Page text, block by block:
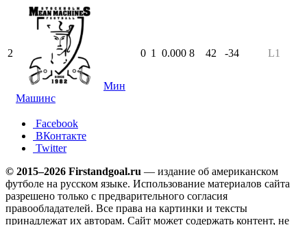
2
Мин
Машинс
0 1 0.000 8 42 -34 L1
Facebook
ВКонтакте
Twitter
© 2015–2026 Firstandgoal.ru — издание об американском
футболе на русском языке. Использование материалов cайта
разрешено только с предварительного согласия
правообладателей. Все права на картинки и тексты
принадлежат их авторам. Сайт может содержать контент, не